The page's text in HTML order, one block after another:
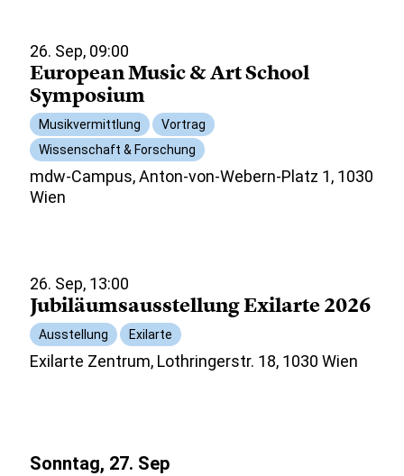
26. Sep, 09:00
European Music & Art School
Symposium
Musikvermittlung
Vortrag
Wissenschaft & Forschung
mdw-Campus, Anton-von-Webern-Platz 1, 1030
Wien
26. Sep, 13:00
Jubiläumsausstellung Exilarte 2026
Ausstellung Exilarte
Exilarte Zentrum, Lothringerstr. 18, 1030 Wien
Sonntag, 27. Sep